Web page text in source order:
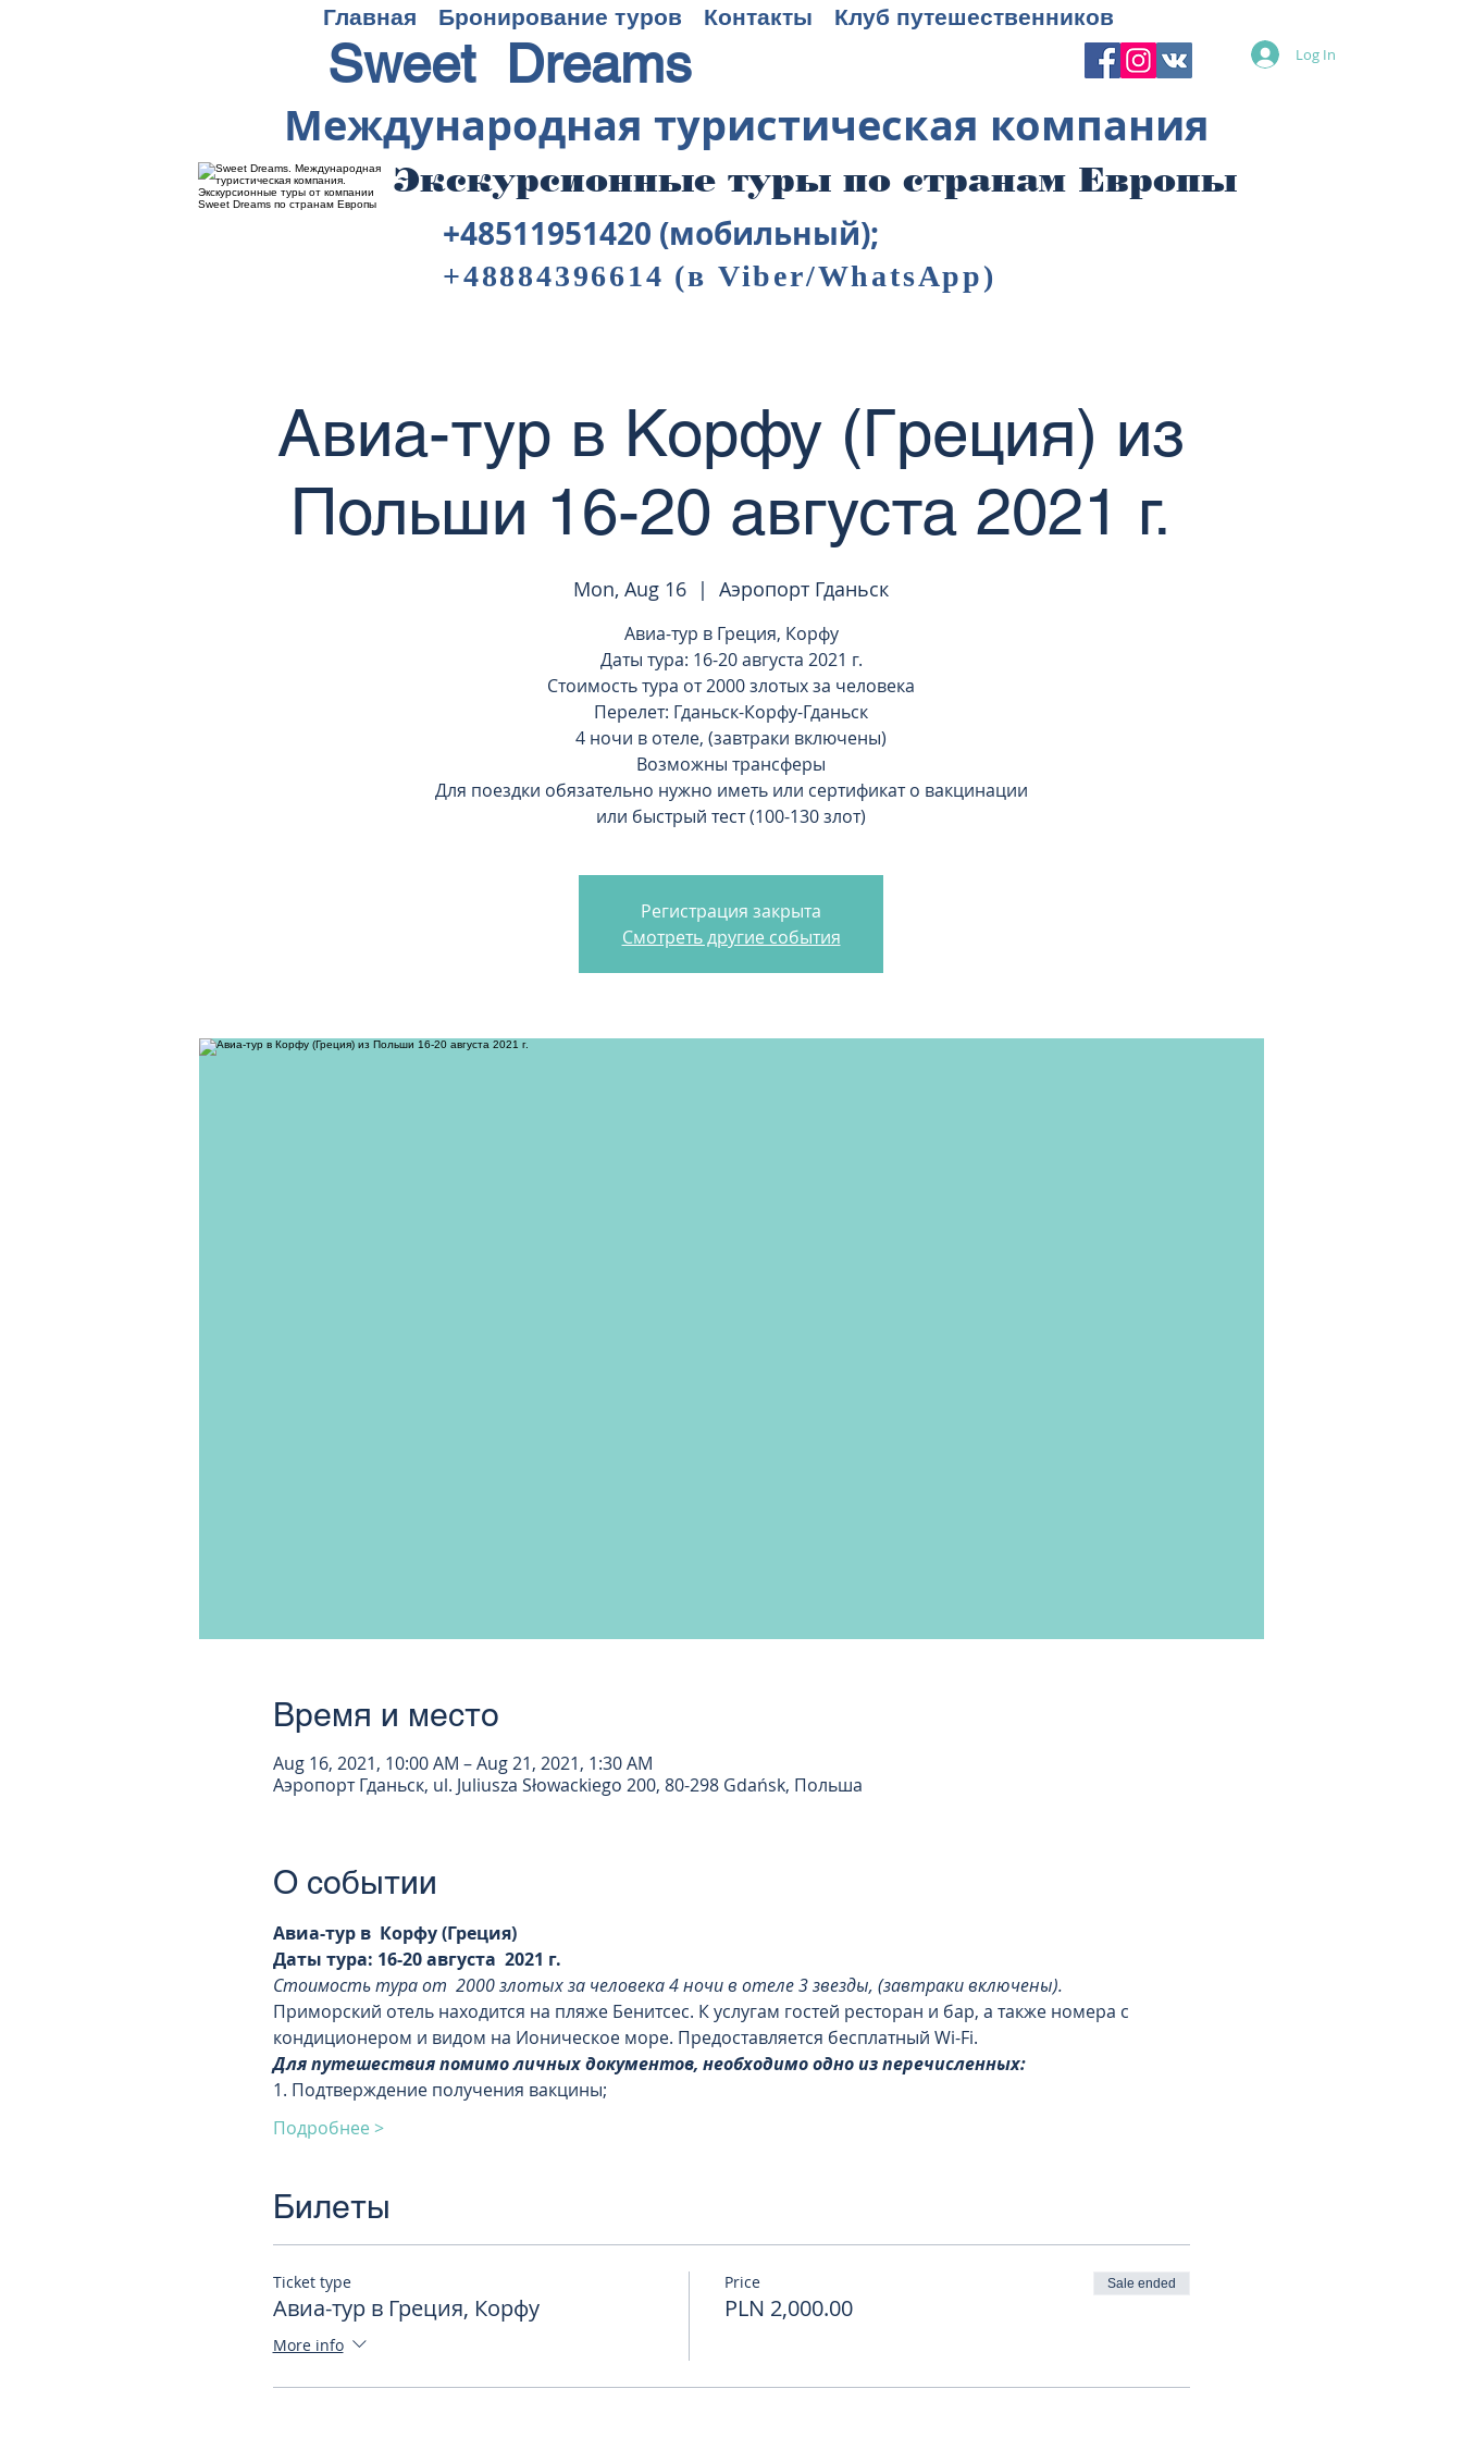
Главная Бронирование туров Контакты Клуб путешественников
Sweet Dreams Log In
Международная туристическая компания
+48511951420 (мобильный);
+48884396614 (в Viber/WhatsApp)
Экскурсионные туры по странам Европы
Авиа-тур в Корфу (Греция) из
Польши 16-20 августа 2021 г.
Mon, Aug 16
  |
Аэропорт Гданьск
Авиа-тур в Греция, Корфу
Даты тура: 16-20 августа 2021 г.
Стоимость тура от 2000 злотых за человека
Перелет: Гданьск-Корфу-Гданьск
4 ночи в отеле, (завтраки включены)
Возможны трансферы
Для поездки обязательно нужно иметь или сертификат о вакцинации
или быстрый тест (100-130 злот)
Регистрация закрыта
Смотреть другие события
Время и место
Aug 16, 2021, 10:00 AM – Aug 21, 2021, 1:30 AM
Аэропорт Гданьск, ul. Juliusza Słowackiego 200, 80-298 Gdańsk, Польша
О событии
Авиа-тур в  Корфу (Греция)
Даты тура: 16-20 августа  2021 г.
Стоимость тура от  2000 злотых за человека 4 ночи в отеле 3 звезды, (завтраки включены).
Приморский отель находится на пляже Бенитсес. К услугам гостей ресторан и бар, а также номера с
кондиционером и видом на Ионическое море. Предоставляется бесплатный Wi-Fi.
Для путешествия помимо личных документов, необходимо одно из перечисленных:
1. Подтверждение получения вакцины;
Подробнее >
Билеты
Ticket type
Авиа-тур в Греция, Корфу
More info
Price
PLN 2,000.00
Sale ended